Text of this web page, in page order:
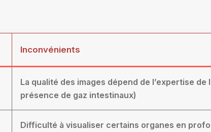
Inconvénients
La qualité des images dépend de l’expertise
présence de gaz intestinaux)
Difficulté à visualiser certains organes en